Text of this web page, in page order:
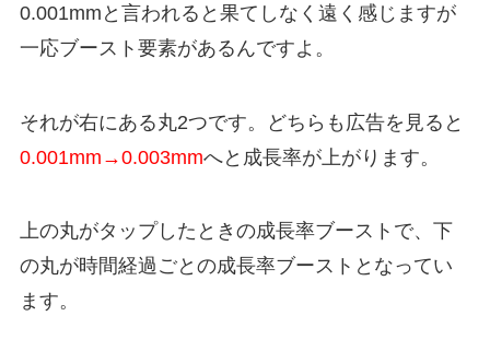
0.001mmと言われると果てしなく遠く感じますが
一応ブースト要素があるんですよ。
それが右にある丸2つです。どちらも広告を見ると
0.001mm→0.003mmへと成長率が上がります。
上の丸がタップしたときの成長率ブーストで、下
の丸が時間経過ごとの成長率ブーストとなってい
ます。